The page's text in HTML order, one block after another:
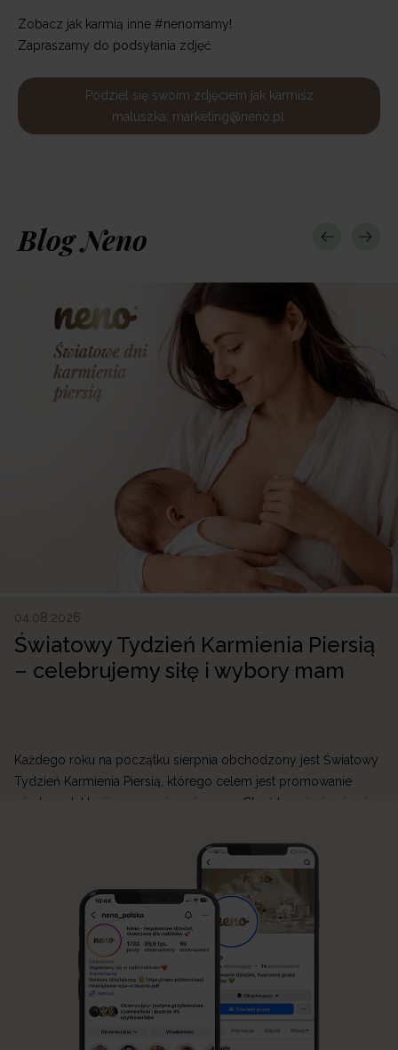
Zobacz jak karmią inne #nenomamy!
Zapraszamy do podsyłania zdjęć
Podziel się swoim zdjęciem jak karmisz
maluszka: marketing@neno.pl.
Blog Neno
04.08.2026
Światowy Tydzień Karmienia Piersią
– celebrujemy siłę i wybory mam
Każdego roku na początku sierpnia obchodzony jest Światowy
Tydzień Karmienia Piersią, którego celem jest promowanie
wiedzy o laktacji oraz wspieranie mam. Choć karmienie piersią
mogą być wymagające. W Neno wierzymy, że każda mama
zasługuje na wsparcie, dlatego tworzymy produkty, które
ułatwiają przygodę z laktacją i sprawiają, że codzienne […]